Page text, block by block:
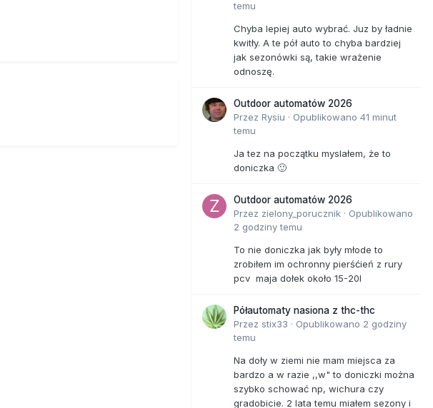
temu
Chyba lepiej auto wybrać. Juz by ładnie
kwitły. A te pół auto to chyba bardziej
jak sezonówki są, takie wrażenie
odnoszę.
Outdoor automatów 2026
Przez Rysiu · Opublikowano 41 minut
temu
Ja tez na początku myslałem, że to
doniczka 🙂
Outdoor automatów 2026
Przez zielony_porucznik · Opublikowano
2 godziny temu
To nie doniczka jak były młode to
zrobiłem im ochronny pierśćień z rury
pcv maja dołek około 15-20l
Półautomaty nasiona z thc-thc
Przez stix33 · Opublikowano 2 godziny
temu
Na doły w ziemi nie mam miejsca za
bardzo a w razie ,,w" to doniczki można
szybko schować np, wichura czy
gradobicie. 2 lata temu miałem sezony i